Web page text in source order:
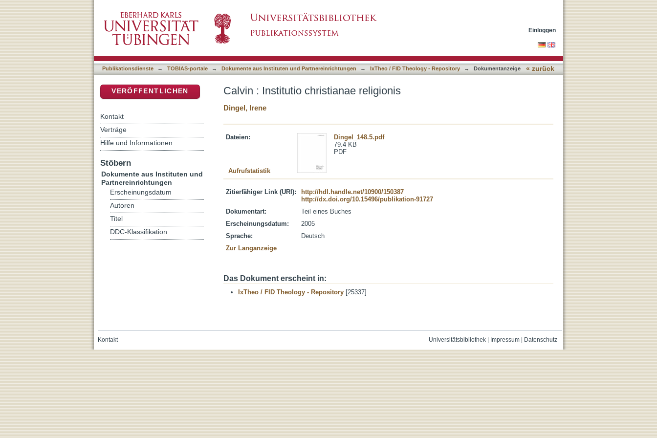
Einloggen
Publikationsdienste → TOBIAS-portale → Dokumente aus Instituten und Partnereinrichtungen → IxTheo / FID Theology - Repository → Dokumentanzeige « zurück
Calvin : Institutio christianae religionis
Dingel, Irene
Dateien:
Dingel_148.5.pdf
79.4 KB
PDF
Aufrufstatistik
Zitierfähiger Link (URI):
http://hdl.handle.net/10900/150387
http://dx.doi.org/10.15496/publikation-91727
Dokumentart:
Teil eines Buches
Erscheinungsdatum:
2005
Sprache:
Deutsch
Zur Langanzeige
Das Dokument erscheint in:
IxTheo / FID Theology - Repository [25337]
VERÖFFENTLICHEN
Kontakt
Verträge
Hilfe und Informationen
Stöbern
Dokumente aus Instituten und
Partnereinrichtungen
Erscheinungsdatum
Autoren
Titel
DDC-Klassifikation
Universitätsbibliothek| Impressum| Datenschutz
Kontakt